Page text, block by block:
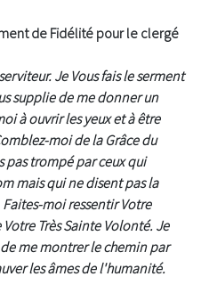
de Fidélité pour le clergé
Je Vous fais le serment
supplie de me donner un
à ouvrir les yeux et à être
moi de la Grâce du
pas trompé par ceux qui
mais qui ne disent pas la
moi ressentir Votre
Très Sainte Volonté. Je
me montrer le chemin par
les âmes de l'humanité.